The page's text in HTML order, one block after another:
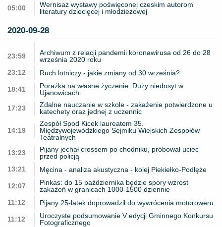
05:00
Wernisaż wystawy poświęconej czeskim autorom
literatury dziecięcej i młodzieżowej
2020-09-28
23:59
Archiwum z relacji pandemii koronawirusa od 26 do 28
września 2020 roku
23:12
Ruch lotniczy - jakie zmiany od 30 września?
18:41
Porażka na własne życzenie. Duży niedosyt w
Ujanowicach.
17:23
Zdalne nauczanie w szkole - zakażenie potwierdzone u
katechety oraz jednej z uczennic
14:19
Zespół Spod Kicek laureatem 35.
Międzywojewódzkiego Sejmiku Wiejskich Zespołów
Teatralnych
13:23
Pijany jechał crossem po chodniku, próbował uciec
przed policją
13:21
Męcina - analiza akustyczna - kolej Piekiełko-Podłęże
12:07
Pinkas: do 15 października będzie spory wzrost
zakażeń w granicach 1000-1500 dziennie
11:12
Pijany 25-latek doprowadził do wywrócenia motoroweru
11:12
Uroczyste podsumowanie V edycji Gminnego Konkursu
Fotograficznego